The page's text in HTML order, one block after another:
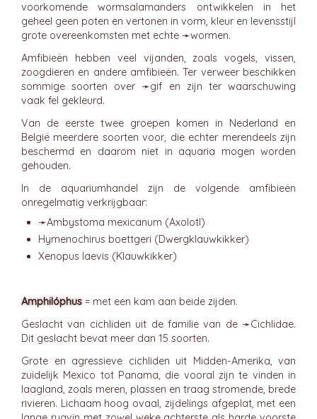
voorkomende wormsalamanders ontwikkelen in het
geheel geen poten en vertonen in vorm, kleur en levensstijl
grote overeenkomsten met echte ➛wormen.
Amfibieën hebben veel vijanden, zoals vogels, vissen,
zoogdieren en andere amfibieën. Ter verweer beschikken
sommige soorten over ➛gif en zijn ter waarschuwing
vaak fel gekleurd.
Van de eerste twee groepen komen in Nederland en
België meerdere soorten voor, die echter merendeels zijn
beschermd en daarom niet in aquaria mogen worden
gehouden.
In de aquariumhandel zijn de volgende amfibieën
onregelmatig verkrijgbaar:
➛Ambystoma mexicanum (Axolotl)
Hymenochirus boettgeri (Dwergklauwkikker)
Xenopus laevis (Klauwkikker)
Amphilóphus = met een kam aan beide zijden.
Geslacht van cichliden uit de familie van de ➛Cichlidae.
Dit geslacht bevat meer dan 15 soorten.
Grote en agressieve cichliden uit Midden-Amerika, van
zuidelijk Mexico tot Panama, die vooral zijn te vinden in
laagland, zoals meren, plassen en traag stromende, brede
rivieren. Lichaam hoog ovaal, zijdelings afgeplat, met een